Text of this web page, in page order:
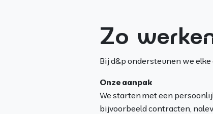
Zo
Bij d&p ondersteunen we
Onze aanpak
We starten met een
bijvoorbeeld contracten,